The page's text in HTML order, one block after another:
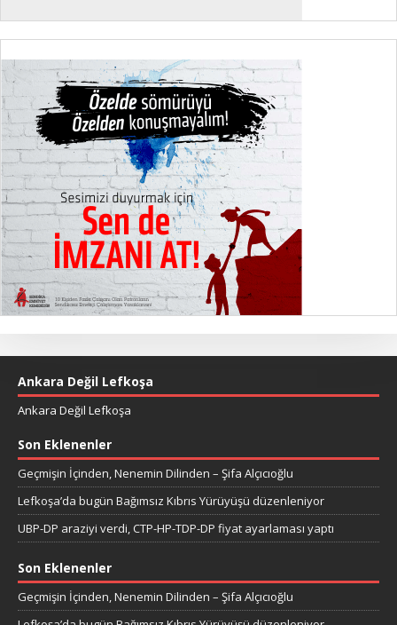
Ankara Değil Lefkoşa
Ankara Değil Lefkoşa
Son Eklenenler
Geçmişin İçinden, Nenemin Dilinden – Şifa Alçıcıoğlu
Lefkoşa’da bugün Bağımsız Kıbrıs Yürüyüşü düzenleniyor
UBP-DP araziyi verdi, CTP-HP-TDP-DP fiyat ayarlaması yaptı
Son Eklenenler
Geçmişin İçinden, Nenemin Dilinden – Şifa Alçıcıoğlu